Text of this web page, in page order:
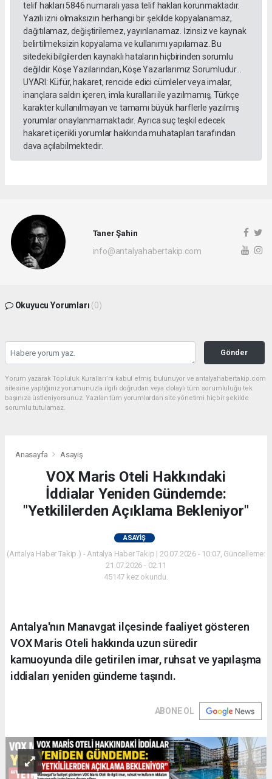
telif hakları 5846 numaralı yasa telif hakları korunmaktadır.
Yazılı izni olmaksızın herhangi bir şekilde kopyalanamaz,
dağıtılamaz, değiştirilemez, yayınlanamaz. İzinsiz ve kaynak
belirtilmeksizin kopyalama ve kullanımı yapılamaz. Bu
sitedeki bilgilerden kaynaklı hataların hiçbirinden sorumlu
değildir. Köşe Yazılarından, Köşe Yazarlarımız Sorumludur...
UYARI: Küfür, hakaret, rencide edici cümleler veya imalar,
inançlara saldırı içeren, imla kuralları ile yazılmamış, Türkçe
karakter kullanılmayan ve tamamı büyük harflerle yazılmış
yorumlar onaylanmamaktadır. Ayrıca suç teşkil edecek
hakaret içerikli yorumlar hakkında muhatapları tarafından
dava açılabilmektedir.
Taner Şahin
info@antalyahabertakip.com
Okuyucu Yorumları (0)
Gönder
Yorum yazarak Topluluk Kuralları’nı kabul etmiş bulunuyor ve antalyahabertakip.com
sitesine yaptığınız yorumunuzla ilgili doğrudan veya dolaylı tüm sorumluluğu tek
başınıza üstleniyorsunuz. Yazılan tüm yorumlardan site yönetimi hiçbir şekilde
sorumlu tutulamaz.
Anasayfa Asayiş
VOX Maris Oteli Hakkındaki
İddialar Yeniden Gündemde:
"Yetkililerden Açıklama Bekleniyor"
ASAYIŞ
(Antalya Haber Takip ) - Antalya Haber Takip | 20.07.2026 - 10:07, Güncelleme:
21.07.2026 - 02:11
45147 kez okundu.
Antalya'nın Manavgat ilçesinde faaliyet gösteren
VOX Maris Oteli hakkında uzun süredir
kamuoyunda dile getirilen imar, ruhsat ve yapılaşma
iddiaları yeniden gündeme taşındı.
ABONE OL